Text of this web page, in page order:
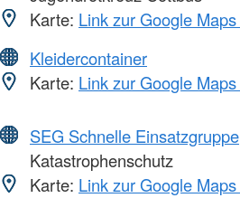
Karte: Link zur Google
Kleidercontainer
Karte: Link zur Google
SEG Schnelle Einsatzgruppe
Katastrophenschutz
Karte: Link zur Google